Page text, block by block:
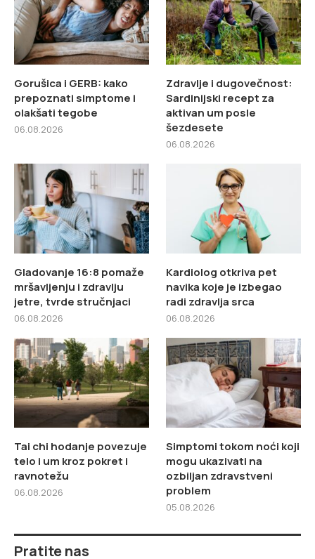
Gorušica i GERB: kako
prepoznati simptome i
olakšati tegobe
06.08.2026
Zdravlje i dugovečnost:
Sardinijski recept za
aktivan um posle
šezdesete
06.08.2026
Gladovanje 16:8 pomaže
mršavljenju i zdravlju
jetre, tvrde stručnjaci
06.08.2026
Kardiolog otkriva pet
navika koje je izbegao
radi zdravlja srca
06.08.2026
Tai chi hodanje povezuje
telo i um kroz pokret i
ravnotežu
06.08.2026
Simptomi tokom noći koji
mogu ukazivati na
ozbiljan zdravstveni
problem
05.08.2026
Pratite nas